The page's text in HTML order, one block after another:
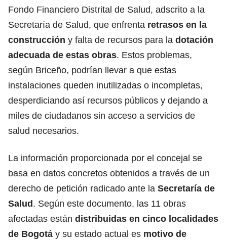
Fondo Financiero Distrital de Salud, adscrito a la
Secretaría de Salud, que enfrenta retrasos en la
construcción y falta de recursos para la dotación
adecuada de estas obras. Estos problemas,
según Briceño, podrían llevar a que estas
instalaciones queden inutilizadas o incompletas,
desperdiciando así recursos públicos y dejando a
miles de ciudadanos sin acceso a servicios de
salud necesarios.
La información proporcionada por el concejal se
basa en datos concretos obtenidos a través de un
derecho de petición radicado ante la Secretaría de
Salud. Según este documento, las 11 obras
afectadas están distribuidas en cinco localidades
de Bogotá y su estado actual es motivo de